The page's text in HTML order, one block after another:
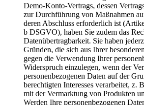
Demo-Konto-Vertrags, dessen
zur Durchführung von Maßnahmen
deren Abschluss erforderlich ist
b DSGVO), haben Sie zudem das
Datenübertragbarkeit. Sie haben
Gründen, die sich aus Ihrer
gegen die Verwendung Ihrer
Widerspruch einzulegen, wenn der
personenbezogenen Daten auf der
berechtigten Interesses verarbeitet, z.
mit der Vermarktung von Produkten
Werden Ihre personenbezogenen